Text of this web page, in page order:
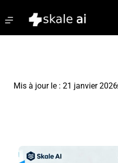
Mis à jour le : 21 janvier 2026